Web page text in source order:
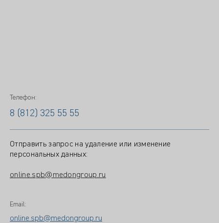
Телефон:
8 (812) 325 55 55
Отправить запрос на удаление или изменение
персональных данных:
online.spb@medongroup.ru
Email:
online.spb@medongroup.ru